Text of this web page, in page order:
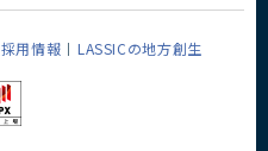
用情報 LASSICの地方創生